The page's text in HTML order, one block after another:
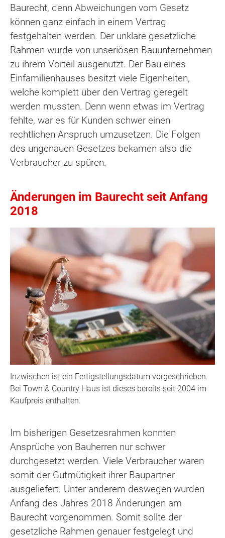
Baurecht, denn Abweichungen vom Gesetz
können ganz einfach in einem Vertrag
festgehalten werden. Der unklare gesetzliche
Rahmen wurde von unseriösen Bauunternehmen
zu ihrem Vorteil ausgenutzt. Der Bau eines
Einfamilienhauses besitzt viele Eigenheiten,
welche komplett über den Vertrag geregelt
werden mussten. Denn wenn etwas im Vertrag
fehlte, war es für Kunden schwer einen
rechtlichen Anspruch umzusetzen. Die Folgen
des ungenauen Gesetzes bekamen also die
Verbraucher zu spüren.
Änderungen im Baurecht seit Anfang
2018
Inzwischen ist ein Fertigstellungsdatum vorgeschrieben.
Bei Town & Country Haus ist dieses bereits seit 2004 im
Kaufpreis enthalten.
Im bisherigen Gesetzesrahmen konnten
Ansprüche von Bauherren nur schwer
durchgesetzt werden. Viele Verbraucher waren
somit der Gutmütigkeit ihrer Baupartner
ausgeliefert. Unter anderem deswegen wurden
Anfang des Jahres 2018 Änderungen am
Baurecht vorgenommen. Somit sollte der
gesetzliche Rahmen genauer festgelegt und